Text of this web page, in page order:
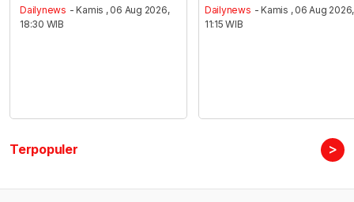
Dailynews - Kamis , 06 Aug 2026,
18:30 WIB
Dailynews - Kamis , 06 Aug 2026,
11:15 WIB
Terpopuler >